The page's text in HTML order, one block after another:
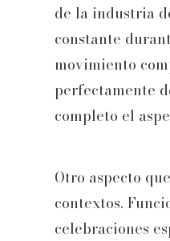
de la industria
constante
movimiento
perfectamente
completo el
Otro aspecto
contextos.
celebraciones